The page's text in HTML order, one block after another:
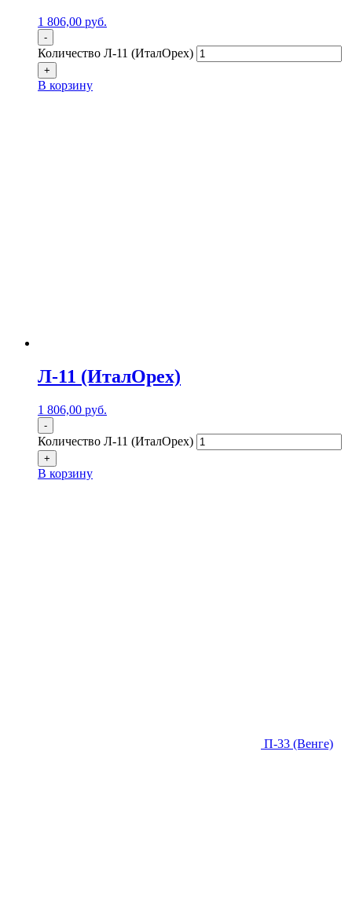
1 806,00 руб.
-
Количество Л-11 (ИталОрех)
+
В корзину
Л-11 (ИталОрех)
1 806,00 руб.
-
Количество Л-11 (ИталОрех)
+
В корзину
П-33 (Венге)